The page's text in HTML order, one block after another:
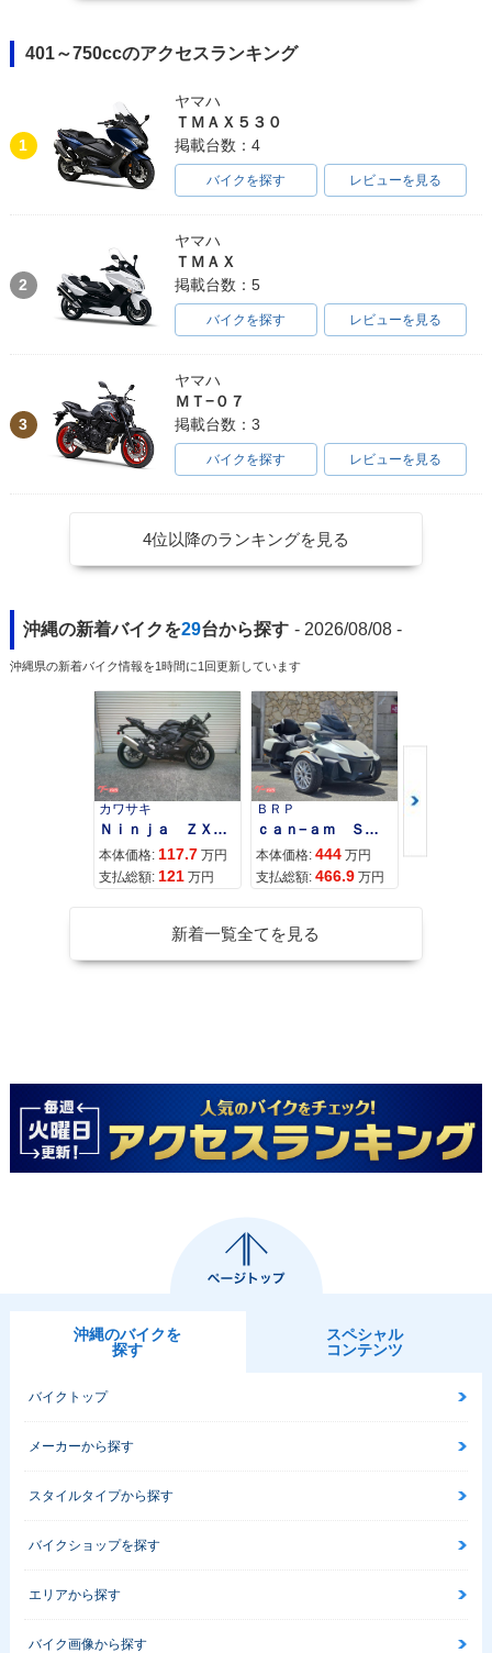
401～750ccのアクセスランキング
1
ヤマハ
ＴＭＡＸ５３０
掲載台数：4
バイクを探す レビューを見る
2
ヤマハ
ＴＭＡＸ
掲載台数：5
バイクを探す レビューを見る
3
ヤマハ
ＭＴ−０７
掲載台数：3
バイクを探す レビューを見る
4位以降のランキングを見る
沖縄の新着バイクを29台から探す - 2026/08/08 -
沖縄県の新着バイク情報を1時間に1回更新しています
カワサキ
Ｎｉｎｊａ ＺＸ−４Ｒ ＳＥ
本体価格: 117.7 万円
支払総額: 121 万円
ＢＲＰ
ｃａｎ−ａｍ ＳＰＹＤＥＲ ＲＴ ＬＩＭＩＴＥＤ
本体価格: 444 万円
支払総額: 466.9 万円
スズキ
本体価格:
新着一覧全てを見る
沖縄のバイクを
探す
スペシャル
コンテンツ
バイクトップ
メーカーから探す
スタイルタイプから探す
バイクショップを探す
エリアから探す
バイク画像から探す